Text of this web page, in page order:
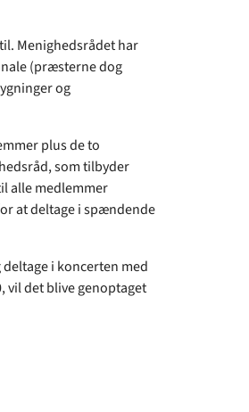
Menighedsrådet har
(præsterne dog
og
plus de to
som tilbyder
alle medlemmer
at deltage i spændende
i koncerten med
vil det blive genoptaget